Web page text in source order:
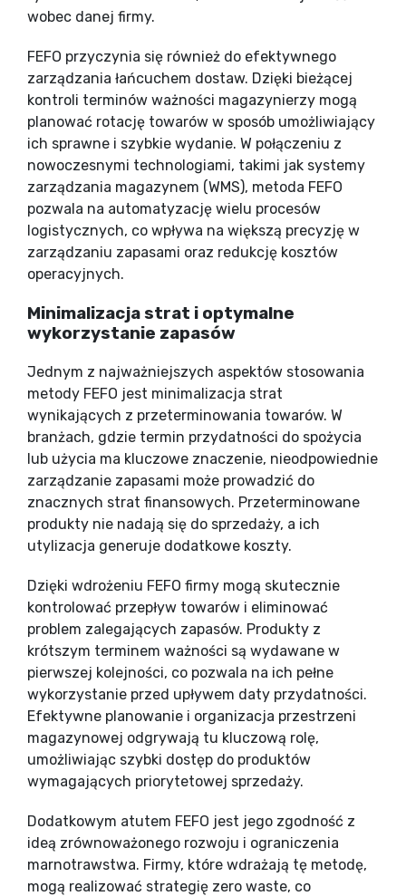
wobec danej firmy.
FEFO przyczynia się również do efektywnego
zarządzania łańcuchem dostaw. Dzięki bieżącej
kontroli terminów ważności magazynierzy mogą
planować rotację towarów w sposób umożliwiający
ich sprawne i szybkie wydanie. W połączeniu z
nowoczesnymi technologiami, takimi jak systemy
zarządzania magazynem (WMS), metoda FEFO
pozwala na automatyzację wielu procesów
logistycznych, co wpływa na większą precyzję w
zarządzaniu zapasami oraz redukcję kosztów
operacyjnych.
Minimalizacja strat i optymalne
wykorzystanie zapasów
Jednym z najważniejszych aspektów stosowania
metody FEFO jest minimalizacja strat
wynikających z przeterminowania towarów. W
branżach, gdzie termin przydatności do spożycia
lub użycia ma kluczowe znaczenie, nieodpowiednie
zarządzanie zapasami może prowadzić do
znacznych strat finansowych. Przeterminowane
produkty nie nadają się do sprzedaży, a ich
utylizacja generuje dodatkowe koszty.
Dzięki wdrożeniu FEFO firmy mogą skutecznie
kontrolować przepływ towarów i eliminować
problem zalegających zapasów. Produkty z
krótszym terminem ważności są wydawane w
pierwszej kolejności, co pozwala na ich pełne
wykorzystanie przed upływem daty przydatności.
Efektywne planowanie i organizacja przestrzeni
magazynowej odgrywają tu kluczową rolę,
umożliwiając szybki dostęp do produktów
wymagających priorytetowej sprzedaży.
Dodatkowym atutem FEFO jest jego zgodność z
ideą zrównoważonego rozwoju i ograniczenia
marnotrawstwa. Firmy, które wdrażają tę metodę,
mogą realizować strategię zero waste, co